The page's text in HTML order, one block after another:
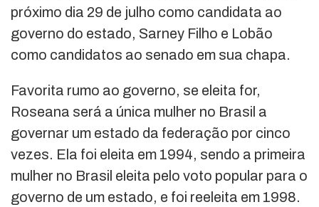
próximo dia 29 de julho como candidata ao
governo do estado, Sarney Filho e Lobão
como candidatos ao senado em sua chapa.
Favorita rumo ao governo, se eleita for,
Roseana será a única mulher no Brasil a
governar um estado da federação por cinco
vezes. Ela foi eleita em 1994, sendo a primeira
mulher no Brasil eleita pelo voto popular para o
governo de um estado, e foi reeleita em 1998.